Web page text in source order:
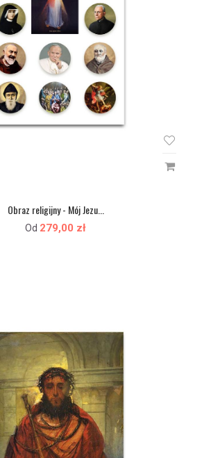
Obraz religijny - Mój Jezu...
Od 279,00 zł